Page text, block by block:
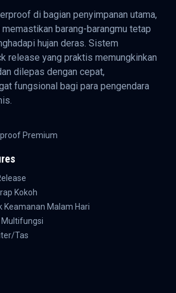
di bagian penyimpanan utama,
barang-barangmu tetap
hujan deras. Sistem
release yang praktis memungkinkan
dilepas dengan cepat,
fungsional bagi para pengendara
Premium
Kokoh
Keamanan Malam Hari
Tas